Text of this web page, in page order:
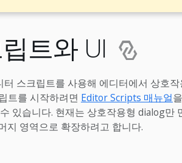
트와 UI
터 스크립트를 사용해 에디터에서 상호
트를 시작하려면 Editor Scripts 매뉴얼
있습니다. 현재는 상호작용형 dialog만
영역으로 확장하려고 합니다.